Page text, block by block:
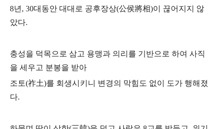
8년, 30대동안 대대로 공후장상(公侯將相)이 끊어지지 않
았다.
충성을 덕목으로 삼고 용맹과 의리를 기반으로 하여 사직
을 세우고 분봉을 받아
조토(祚土)를 회생시키니 변경의 막힘도 없이 도가 행해졌
다.